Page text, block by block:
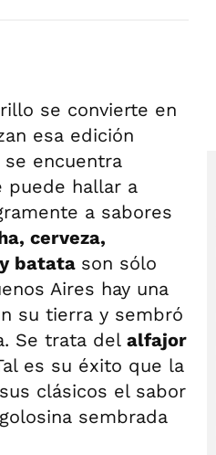
se convierte en
esa edición
encuentra
puede hallar a
a sabores
cerveza,
batata son sólo
Aires hay una
su tierra y sembró
Se trata del alfajor
es su éxito que la
clásicos el sabor
sembrada